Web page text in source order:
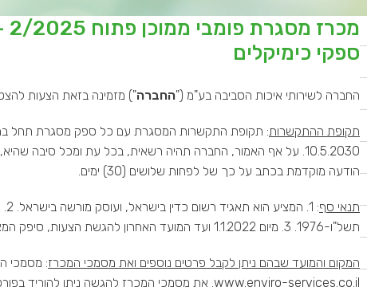
ספקי כימיקלים
החברה לשירותי איכות הסביבה בע"מ ("החברה") מזמינה בזאת הצעות
תקופת ההתקשרות: תקופת התקשרות המסגרת עם כל ספק מסגרת תחל
10.5.2030. על אף האמור, החברה תהיה רשאית, בכל עת ומכל
הודעה מוקדמת בכתב על כך של לפחות שלושים (30) ימים.
תנאי סף
:
תשל"ו-1976. 3. מיום 1.1.2022 ועד המועד האחרון להגשת הצעות, סיפק המציע כימיקלים ללקוחות בהיקף מצטבר של לפחות 1,000 טונות.
המקום והמועד שבהם ניתן לקבל פרטים נוספים ואת מסמכי המכרז: מסמכי
www.enviro-services.co.il. את מסמכי המכרז להגשה ניתן להוריד